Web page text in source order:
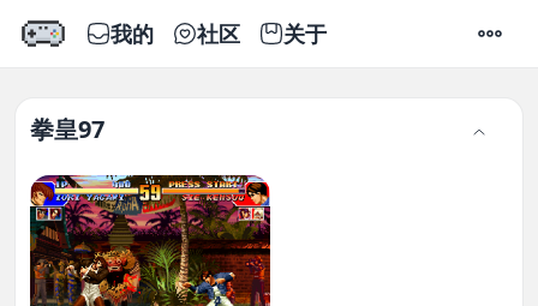
我的 社区 关于 设置
拳皇97